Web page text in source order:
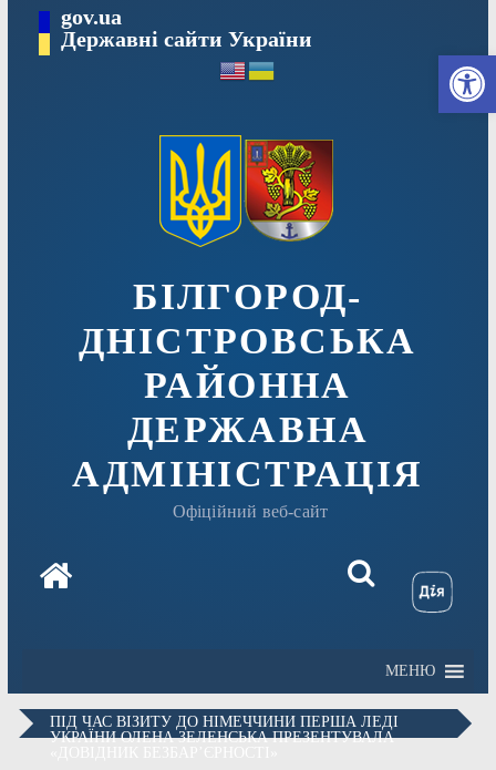
вмісту
gov.ua
Державні сайти України
БІЛГОРОД-
ДНІСТРОВСЬКА
РАЙОННА
ДЕРЖАВНА
АДМІНІСТРАЦІЯ
Офіційний веб-сайт
МЕНЮ
ПІД ЧАС ВІЗИТУ ДО НІМЕЧЧИНИ ПЕРША ЛЕДІ
УКРАЇНИ ОЛЕНА ЗЕЛЕНСЬКА ПРЕЗЕНТУВАЛА